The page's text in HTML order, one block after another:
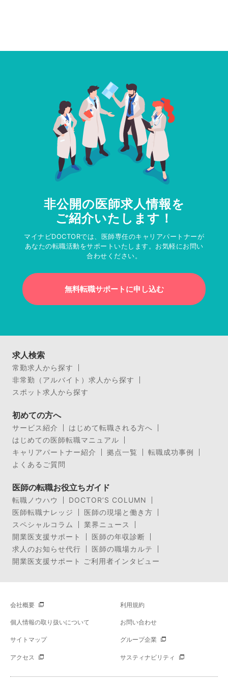
非公開の医師求人情報を
ご紹介いたします！
マイナビDOCTORでは、医師専任のキャリアパートナーが
あなたの転職活動をサポートいたします。お気軽にお問い
合わせください。
無料転職サポートに申し込む
求人検索
常勤求人から探す
非常勤（アルバイト）求人から探す
スポット求人から探す
初めての方へ
サービス紹介
はじめて転職される方へ
はじめての医師転職マニュアル
キャリアパートナー紹介
拠点一覧
転職成功事例
よくあるご質問
医師の転職お役立ちガイド
転職ノウハウ
DOCTOR’S COLUMN
医師転職ナレッジ
医師の現場と働き方
スペシャルコラム
業界ニュース
開業医支援サポート
医師の年収診断
求人のお知らせ代行
医師の職場カルテ
開業医支援サポート ご利用者インタビュー
会社概要 利用規約
個人情報の取り扱いについて お問い合わせ
サイトマップ グループ企業
アクセス サスティナビリティ